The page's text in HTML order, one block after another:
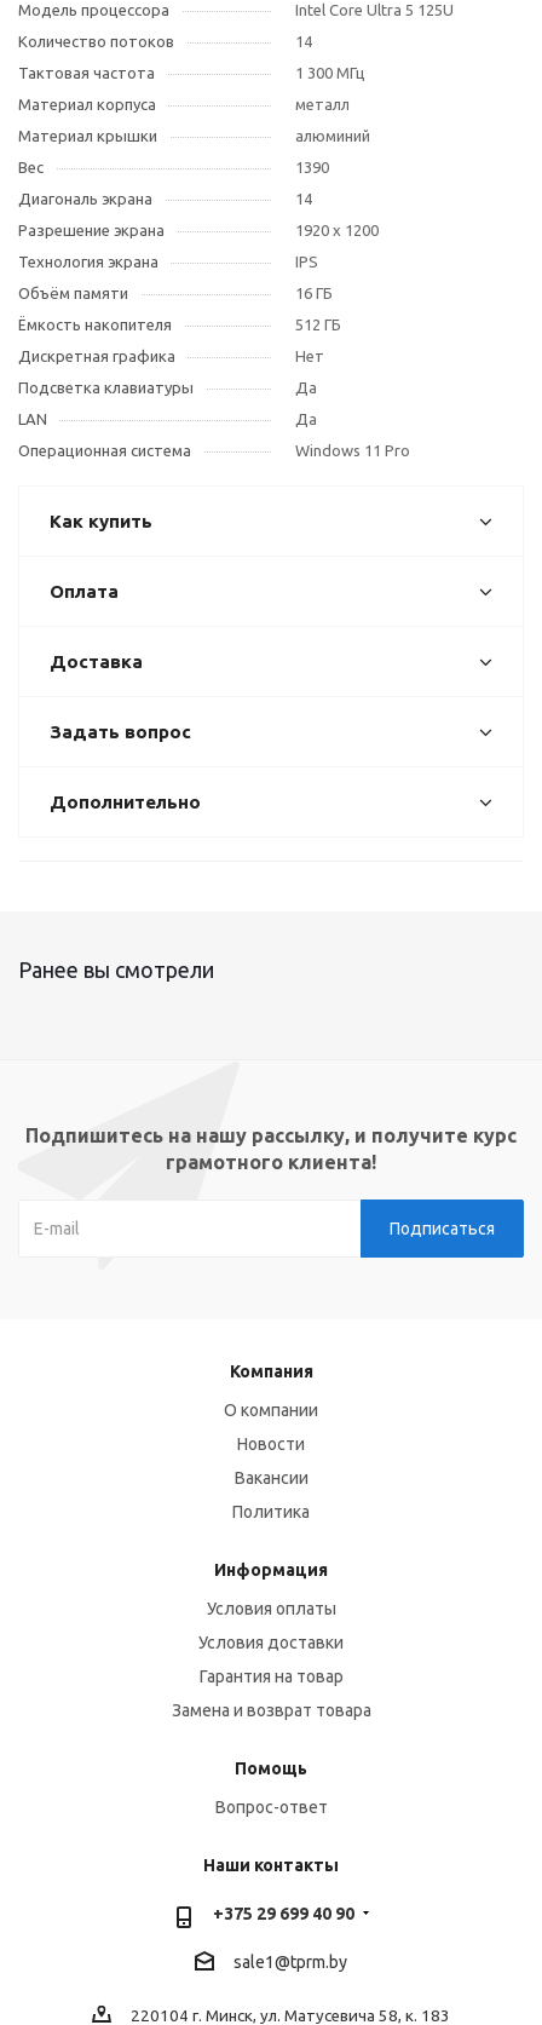
Модель процессора
Intel Core Ultra 5 125U
Количество потоков
14
Тактовая частота
1 300 МГц
Материал корпуса
металл
Материал крышки
алюминий
Вес
1390
Диагональ экрана
14
Разрешение экрана
1920 x 1200
Технология экрана
IPS
Объём памяти
16 ГБ
Ёмкость накопителя
512 ГБ
Дискретная графика
Нет
Подсветка клавиатуры
Да
LAN
Да
Операционная система
Windows 11 Pro
Как купить
Оплата
Доставка
Задать вопрос
Дополнительно
Ранее вы смотрели
Подпишитесь на нашу рассылку, и получите курс
грамотного клиента!
Компания
О компании
Новости
Вакансии
Политика
Информация
Условия оплаты
Условия доставки
Гарантия на товар
Замена и возврат товара
Помощь
Вопрос-ответ
Наши контакты
+375 29 699 40 90
sale1@tprm.by
220104 г. Минск, ул. Матусевича 58, к. 183